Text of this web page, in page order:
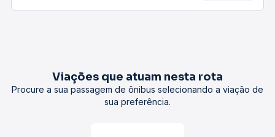
Viações que atuam nesta rota
Procure a sua passagem de ônibus selecionando a viação de
sua preferência.